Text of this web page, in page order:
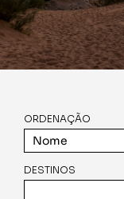
ORDENAÇÃO
DESTINOS